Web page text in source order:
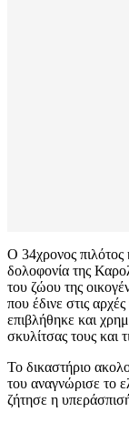
Ο 34χρονος πιλότος
δολοφονία της
του ζώου της
που έδινε στις
επιβλήθηκε και
σκυλίτσας τους και
Το δικαστήριο
του αναγνώρισε το
ζήτησε η